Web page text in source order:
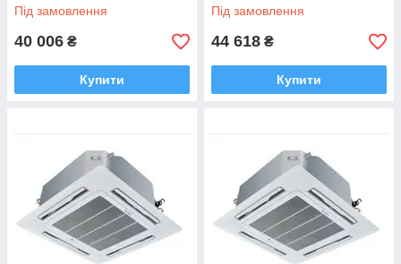
Під замовлення
40 006 ₴
Купити
Під замовлення
44 618 ₴
Купити